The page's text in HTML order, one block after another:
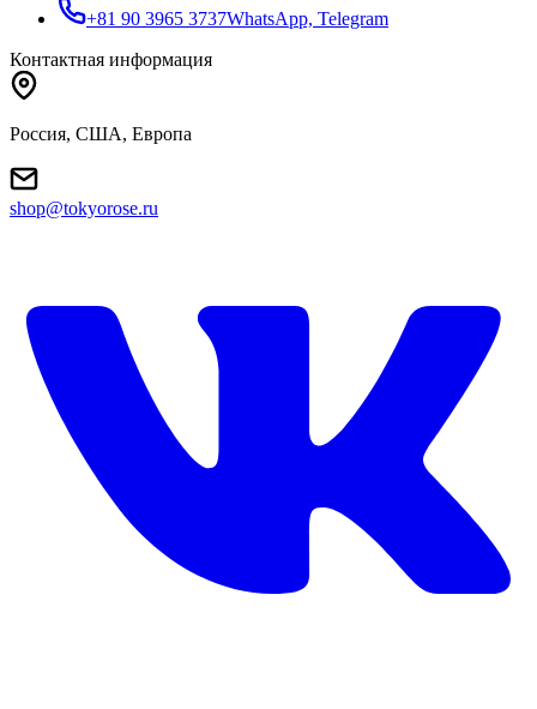
+81 90 3965 3737WhatsApp, Telegram
Контактная информация
Россия, США, Европа
shop@tokyorose.ru